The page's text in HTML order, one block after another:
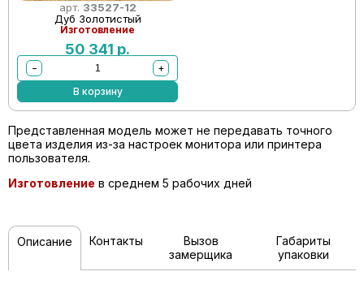
арт. 33527-12
Дуб Золотистый
Изготовление
50 341 р.
−
+
В корзину
Представленная модель может не передавать точного
цвета изделия из-за настроек монитора или принтера
пользователя.
Изготовление в среднем 5 рабочих дней
Описание Контакты
Вызов
замерщика
Габариты
упаковки